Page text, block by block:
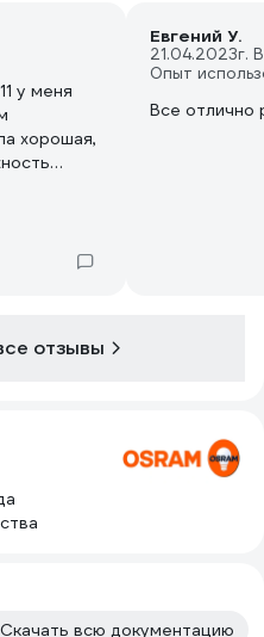
у меня
хорошая,
бишь
????!
с
Евгений У.
21.04.2023г.
Опыт
Все отлично
отзывы
Скачать всю документацию